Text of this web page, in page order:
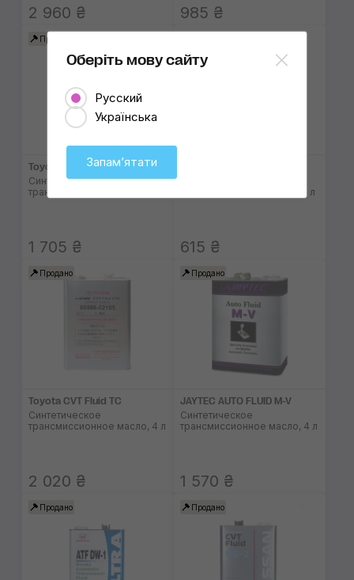
2 960 ₴ 985 ₴
Продано
Toyota ATF Type T-IV
Синтетическое
трансмиссионное масло, 4 л
1 705 ₴
трансмиссионное масло, 1 л
615 ₴
Продано
Toyota CVT Fluid TC
Синтетическое
трансмиссионное масло, 4 л
2 020 ₴
Продано
JAYTEC AUTO FLUID M-V
Синтетическое
трансмиссионное масло, 4 л
1 570 ₴
Продано Продано
Оберіть мову сайту
Русский
Українська
Запамʼятати